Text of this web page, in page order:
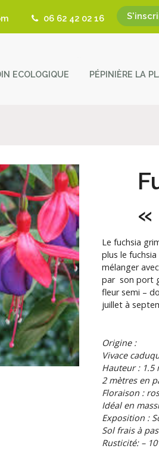
06 62 42 02 16
ECOLOGIQUE PÉPINIÈRE LA
«
Le fuchsia
plus le
mélanger
par son port
fleur semi –
juillet à
Origine :
Vivace
Hauteur : 1.5
2 mètres en
Floraison :
Idéal en
Exposition :
Sol frais à
Rusticité: –